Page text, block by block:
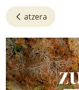
atzera